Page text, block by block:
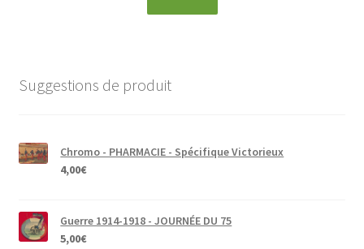
Suggestions de produit
Chromo - PHARMACIE - Spécifique Victorieux
4,00€
Guerre 1914-1918 - JOURNÉE DU 75
5,00€